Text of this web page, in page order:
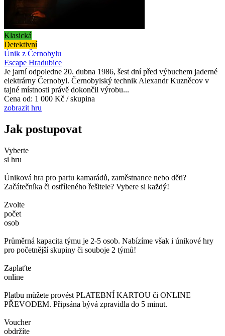
Klasická
Detektivní
Únik z Černobylu
Escape Hradubice
Je jarní odpoledne 20. dubna 1986, šest dní před výbuchem jaderné
elektrárny Černobyl. Černobylský technik Alexandr Kuzněcov v
tajné místnosti právě dokončil výrobu...
Cena od: 1 000 Kč / skupina
zobrazit hru
Jak postupovat
Vyberte
si hru
Úniková hra pro partu kamarádů, zaměstnance nebo děti?
Začátečníka či ostříleného řešitele? Vybere si každý!
Zvolte
počet
osob
Průměrná kapacita týmu je 2-5 osob. Nabízíme však i únikové hry
pro početnější skupiny či souboje 2 týmů!
Zaplaťte
online
Platbu můžete provést PLATEBNÍ KARTOU či ONLINE
PŘEVODEM. Připsána bývá zpravidla do 5 minut.
Voucher
obdržíte